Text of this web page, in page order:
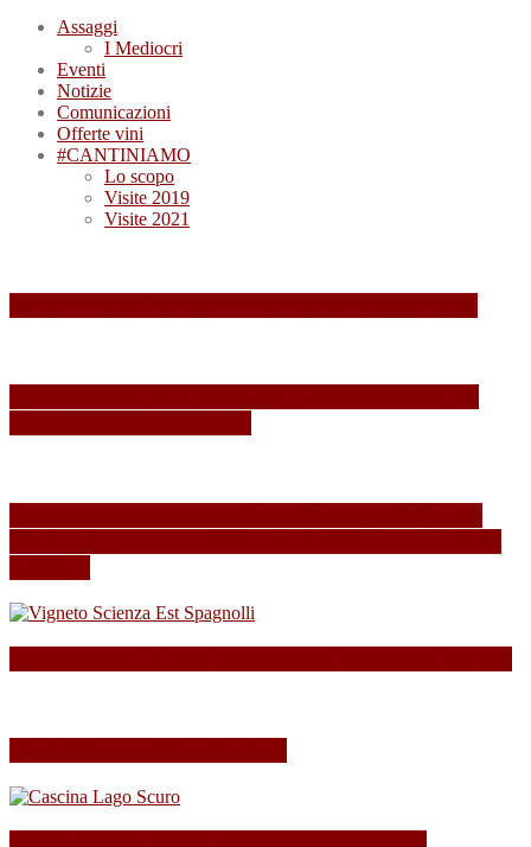
Assaggi
I Mediocri
Eventi
Notizie
Comunicazioni
Offerte vini
#CANTINIAMO
Lo scopo
Visite 2019
Visite 2021